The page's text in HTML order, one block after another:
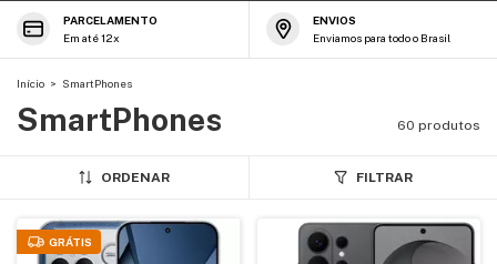
PARCELAMENTO
Em até 12x
ENVIOS
Enviamos para todo o Brasil
Início > SmartPhones
SmartPhones 60 produtos
ORDENAR FILTRAR
GRÁTIS